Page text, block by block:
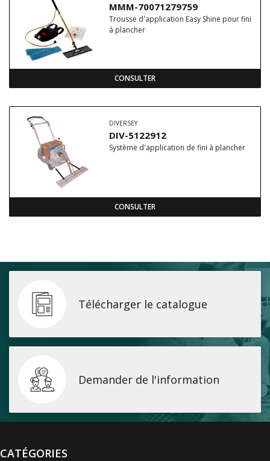
MMM-70071279759
Trousse d'application Easy Shine pour fini
à plancher
CONSULTER
DIVERSEY
DIV-5122912
Système d'application de fini à plancher
CONSULTER
Télécharger le catalogue
Demander de l'information
CATÉGORIES